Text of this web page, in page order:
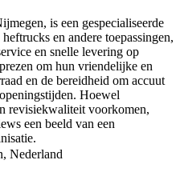
is een gespecialiseerde
en andere toepassingen,
en snelle levering op
om hun vriendelijke en
en de bereidheid om accuut
Hoewel
revisiekwaliteit voorkomen,
een beeld van een
Nederland